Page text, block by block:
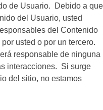
de Usuario. Debido a que
del Usuario, usted
del Contenido
usted o por un tercero.
responsable de ninguna
interacciones. Si surge
del sitio, no estamos